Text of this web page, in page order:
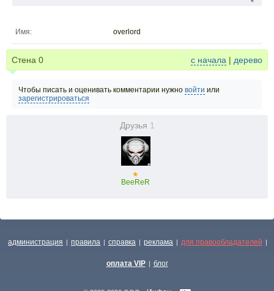
Имя: overlord
Стена 0 с начала | дерево
Чтобы писать и оценивать комментарии нужно войти или
зарегистрироваться
Друзья 1
★
BeeReR
администрация | правила | справка | реклама | для правообладателей |
оплата VIP | блог